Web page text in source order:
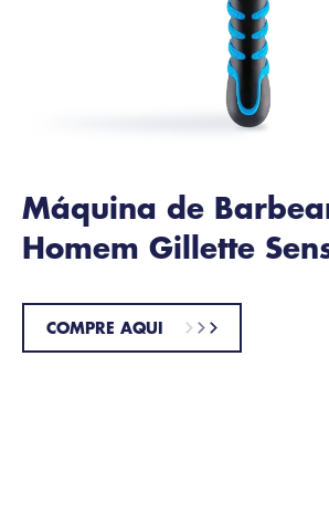
Máquina de
Homem Gillette
COMPRE AQUI